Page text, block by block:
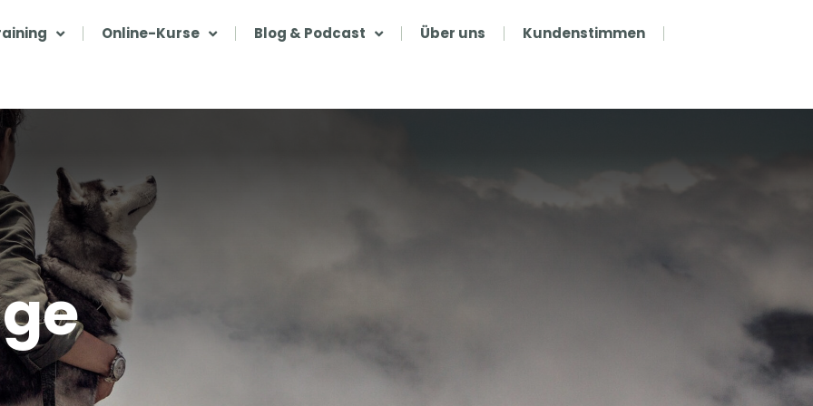
Online-Kurse Blog & Podcast Über uns Kundenstimmen